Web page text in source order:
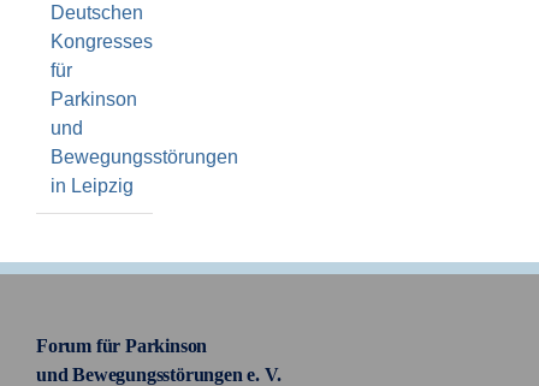
Deutschen
Kongresses
für
Parkinson
und
Bewegungsstörungen
in Leipzig
Forum für Parkinson
und Bewegungsstörungen e. V.